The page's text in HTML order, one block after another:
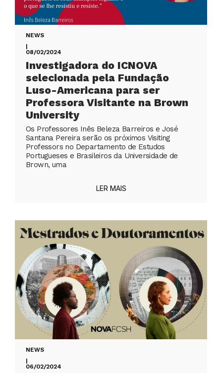
NEWS
|
08/02/2024
Investigadora do ICNOVA
selecionada pela Fundação
Luso-Americana para ser
Professora Visitante na Brown
University
Os Professores Inês Beleza Barreiros e José
Santana Pereira serão os próximos Visiting
Professors no Departamento de Estudos
Portugueses e Brasileiros da Universidade de
Brown, uma
LER MAIS
NEWS
|
06/02/2024